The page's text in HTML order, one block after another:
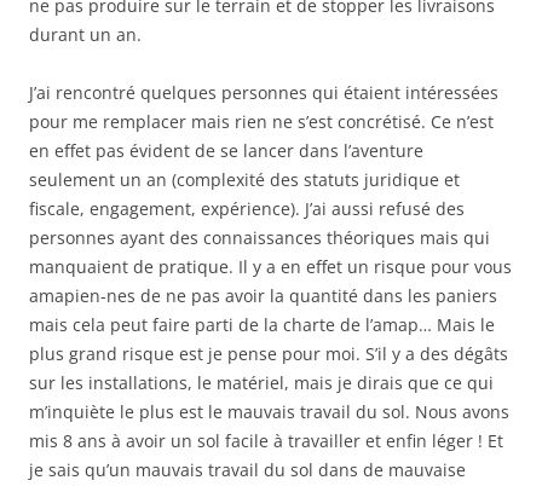
ne pas produire sur le terrain et de stopper les livraisons
durant un an.
J’ai rencontré quelques personnes qui étaient intéressées
pour me remplacer mais rien ne s’est concrétisé. Ce n’est
en effet pas évident de se lancer dans l’aventure
seulement un an (complexité des statuts juridique et
fiscale, engagement, expérience). J’ai aussi refusé des
personnes ayant des connaissances théoriques mais qui
manquaient de pratique. Il y a en effet un risque pour vous
amapien-nes de ne pas avoir la quantité dans les paniers
mais cela peut faire parti de la charte de l’amap… Mais le
plus grand risque est je pense pour moi. S’il y a des dégâts
sur les installations, le matériel, mais je dirais que ce qui
m’inquiète le plus est le mauvais travail du sol. Nous avons
mis 8 ans à avoir un sol facile à travailler et enfin léger ! Et
je sais qu’un mauvais travail du sol dans de mauvaise